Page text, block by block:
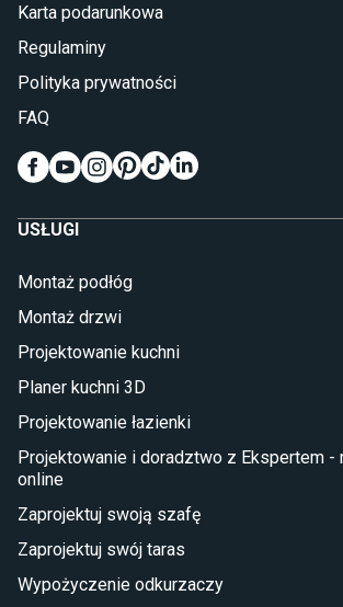
Materace piankowe
Kinkiety do sypialni
Pokój dziecięcy
Meble do pokoju dziecięcego
Komody dla dzieci
Łóżka dla dziecka (młodzieżowe)
Taras i balkon
Sztuczna trawa miękka
Koce i pledy
Płytki na balkon
Lampy stojące LED
Płytki
Płytki Cersanit
Płytki wielkoformatowe
Karta podarunkowa
Regulaminy
Polityka prywatności
FAQ
USŁUGI
Montaż podłóg
Montaż drzwi
Projektowanie kuchni
Planer kuchni 3D
Projektowanie łazienki
Projektowanie i doradztwo z Ekspertem -
online
Zaprojektuj swoją szafę
Zaprojektuj swój taras
Wypożyczenie odkurzaczy